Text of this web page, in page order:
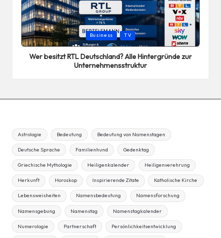
Posted
in
Business TV
Wer besitzt RTL Deutschland? Alle Hintergründe zur
Unternehmensstruktur
Astrologie Bedeutung Bedeutung von Namenstagen
Deutsche Sprache Familienhund Gedenktag
Griechische Mythologie Heiligenkalender Heiligenverehrung
Herkunft Horoskop Inspirierende Zitate Katholische Kirche
Lebensweisheiten Namensbedeutung Namensforschung
Namensgebung Namenstag Namenstagkalender
Numerologie Partnerschaft Persönlichkeitsentwicklung